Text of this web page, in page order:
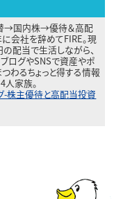
→国内株→優待＆高配
会社を辞めてFIRE。現
配当で生活しながら、
ログやSNSで資産やポ
わるちょっと得する情報
人家族。
-株主優待と高配当投資